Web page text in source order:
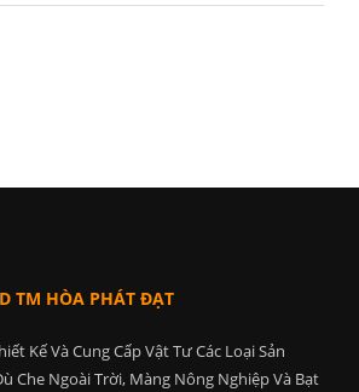
TM HÒA PHÁT ĐẠT
Kế Và Cung Cấp Vật Tư Các Loại Sản
Che Ngoài Trời, Màng Nông Nghiệp Và Bạt